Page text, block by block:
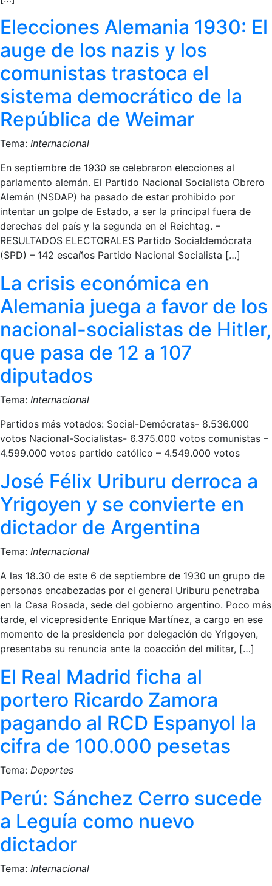
Elecciones Alemania 1930: El
auge de los nazis y los
comunistas trastoca el
sistema democrático de la
República de Weimar
Tema: Internacional
En septiembre de 1930 se celebraron elecciones al
parlamento alemán. El Partido Nacional Socialista Obrero
Alemán (NSDAP) ha pasado de estar prohibido por
intentar un golpe de Estado, a ser la principal fuera de
derechas del país y la segunda en el Reichtag. –
RESULTADOS ELECTORALES Partido Socialdemócrata
(SPD) – 142 escaños Partido Nacional Socialista […]
La crisis económica en
Alemania juega a favor de los
nacional-socialistas de Hitler,
que pasa de 12 a 107
diputados
Tema: Internacional
Partidos más votados: Social-Demócratas- 8.536.000
votos Nacional-Socialistas- 6.375.000 votos comunistas –
4.599.000 votos partido católico – 4.549.000 votos
José Félix Uriburu derroca a
Yrigoyen y se convierte en
dictador de Argentina
Tema: Internacional
A las 18.30 de este 6 de septiembre de 1930 un grupo de
personas encabezadas por el general Uriburu penetraba
en la Casa Rosada, sede del gobierno argentino. Poco más
tarde, el vicepresidente Enrique Martínez, a cargo en ese
momento de la presidencia por delegación de Yrigoyen,
presentaba su renuncia ante la coacción del militar, […]
El Real Madrid ficha al
portero Ricardo Zamora
pagando al RCD Espanyol la
cifra de 100.000 pesetas
Tema: Deportes
Perú: Sánchez Cerro sucede
a Leguía como nuevo
dictador
Tema: Internacional